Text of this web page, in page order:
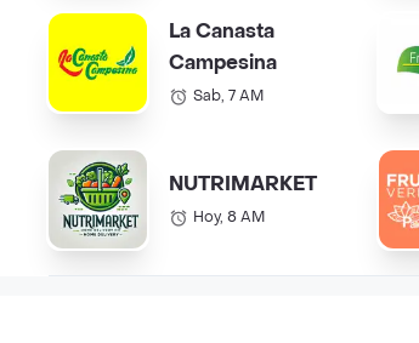
La Canasta
Campesina
Sab, 7 AM
NUTRIMARKET
Hoy, 8 AM